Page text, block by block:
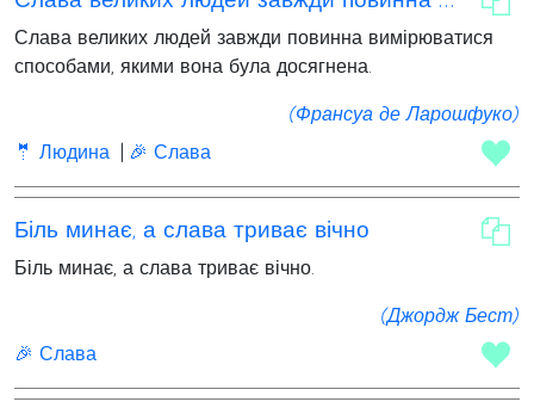
Слава великих людей завжди повинна вимірюватися
способами, якими вона була досягнена.
(Франсуа де Ларошфуко)
🤵 Людина
🎉 Слава
Біль минає, а слава триває вічно
Біль минає, а слава триває вічно.
(Джордж Бест)
🎉 Слава